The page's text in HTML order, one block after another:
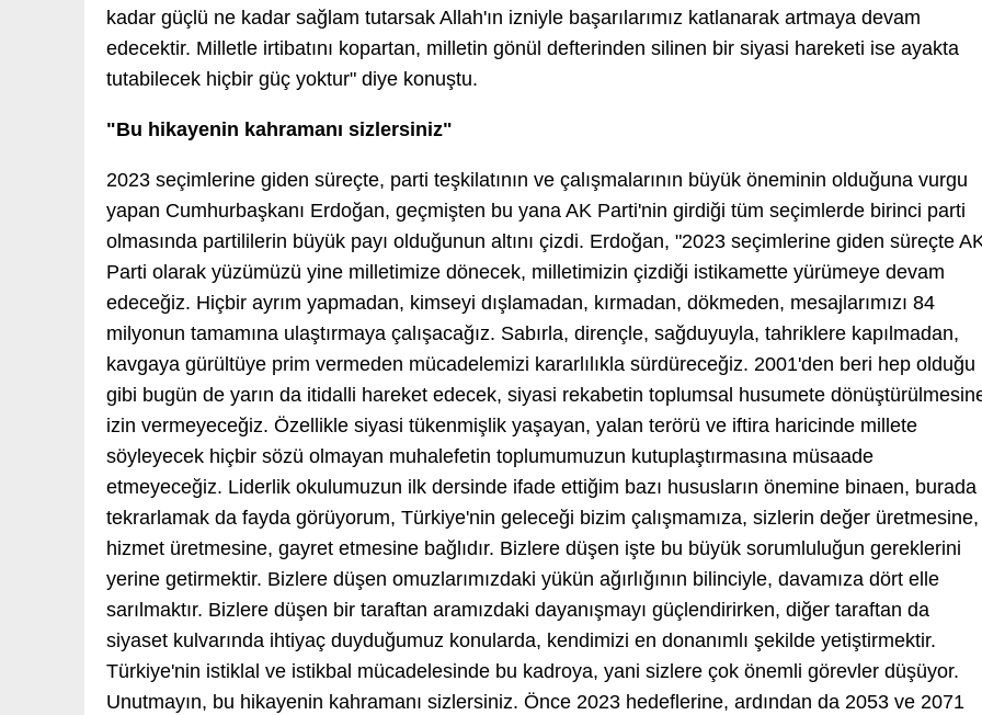
kadar güçlü ne kadar sağlam tutarsak Allah'ın izniyle başarılarımız katlanarak artmaya devam
edecektir. Milletle irtibatını kopartan, milletin gönül defterinden silinen bir siyasi hareketi ise ayakta
tutabilecek hiçbir güç yoktur" diye konuştu.
"Bu hikayenin kahramanı sizlersiniz"
2023 seçimlerine giden süreçte, parti teşkilatının ve çalışmalarının büyük öneminin olduğuna vurgu
yapan Cumhurbaşkanı Erdoğan, geçmişten bu yana AK Parti'nin girdiği tüm seçimlerde birinci parti
olmasında partililerin büyük payı olduğunun altını çizdi. Erdoğan, "2023 seçimlerine giden süreçte
Parti olarak yüzümüzü yine milletimize dönecek, milletimizin çizdiği istikamette yürümeye devam
edeceğiz. Hiçbir ayrım yapmadan, kimseyi dışlamadan, kırmadan, dökmeden, mesajlarımızı 84
milyonun tamamına ulaştırmaya çalışacağız. Sabırla, dirençle, sağduyuyla, tahriklere kapılmadan,
kavgaya gürültüye prim vermeden mücadelemizi kararlılıkla sürdüreceğiz. 2001'den beri hep olduğu
gibi bugün de yarın da itidalli hareket edecek, siyasi rekabetin toplumsal husumete
izin vermeyeceğiz. Özellikle siyasi tükenmişlik yaşayan, yalan terörü ve iftira haricinde millete
söyleyecek hiçbir sözü olmayan muhalefetin toplumumuzun kutuplaştırmasına müsaade
etmeyeceğiz. Liderlik okulumuzun ilk dersinde ifade ettiğim bazı hususların önemine binaen, burada
tekrarlamak da fayda görüyorum, Türkiye'nin geleceği bizim çalışmamıza, sizlerin değer üretmesine,
hizmet üretmesine, gayret etmesine bağlıdır. Bizlere düşen işte bu büyük sorumluluğun gereklerini
yerine getirmektir. Bizlere düşen omuzlarımızdaki yükün ağırlığının bilinciyle, davamıza dört elle
sarılmaktır. Bizlere düşen bir taraftan aramızdaki dayanışmayı güçlendirirken, diğer taraftan da
siyaset kulvarında ihtiyaç duyduğumuz konularda, kendimizi en donanımlı şekilde yetiştirmektir.
Türkiye'nin istiklal ve istikbal mücadelesinde bu kadroya, yani sizlere çok önemli görevler düşüyor.
Unutmayın, bu hikayenin kahramanı sizlersiniz. Önce 2023 hedeflerine, ardından da 2053 ve 2071